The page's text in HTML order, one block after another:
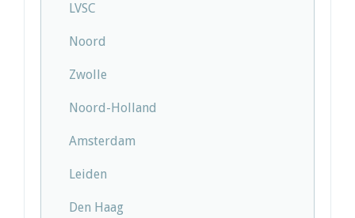
LVSC
Noord
Zwolle
Noord-Holland
Amsterdam
Leiden
Den Haag